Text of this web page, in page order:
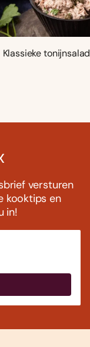
Klassieke
versturen
kooktips en
in!